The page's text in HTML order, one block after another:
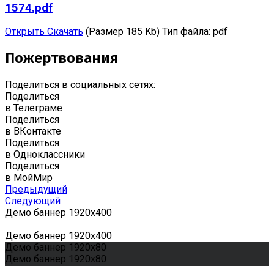
1574.pdf
Открыть Скачать (Размер 185 Kb) Тип файла: pdf
Пожертвования
Поделиться в социальных сетях:
Поделиться
в Телеграме
Поделиться
в ВКонтакте
Поделиться
в Одноклассники
Поделиться
в МойМир
Предыдущий
Следующий
Демо баннер 1920х400
Демо баннер 1920х400
Демо баннер 1920х80
Демо баннер 1920х80